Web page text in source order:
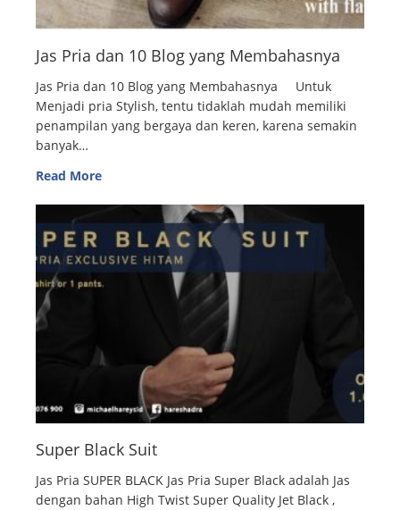
Jas Pria dan 10 Blog yang Membahasnya
Jas Pria dan 10 Blog yang Membahasnya Untuk
Menjadi pria Stylish, tentu tidaklah mudah memiliki
penampilan yang bergaya dan keren, karena semakin
banyak…
Read More
Super Black Suit
Jas Pria SUPER BLACK Jas Pria Super Black adalah Jas
dengan bahan High Twist Super Quality Jet Black ,